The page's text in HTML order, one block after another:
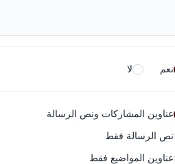
نعم لا
عناوين المشاركات ونص الرسالة
نص الرسالة فقط
عناوين المواضيع فقط